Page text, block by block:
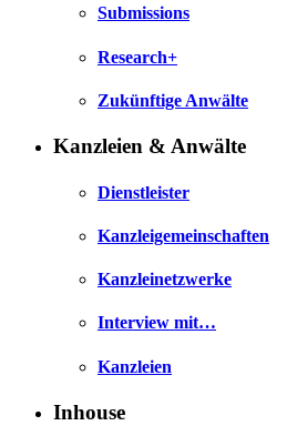
Submissions
Research+
Zukünftige Anwälte
Kanzleien & Anwälte
Dienstleister
Kanzleigemeinschaften
Kanzleinetzwerke
Interview mit…
Kanzleien
Inhouse